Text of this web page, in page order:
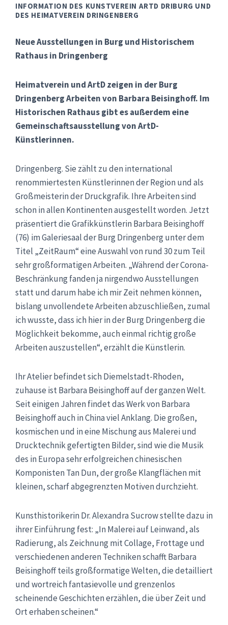
INFORMATION DES KUNSTVEREIN ARTD DRIBURG UND
DES HEIMATVEREIN DRINGENBERG
Neue Ausstellungen in Burg und Historischem
Rathaus in Dringenberg
Heimatverein und ArtD zeigen in der Burg
Dringenberg Arbeiten von Barbara Beisinghoff. Im
Historischen Rathaus gibt es außerdem eine
Gemeinschaftsausstellung von ArtD-
Künstlerinnen.
Dringenberg. Sie zählt zu den international
renommiertesten Künstlerinnen der Region und als
Großmeisterin der Druckgrafik. Ihre Arbeiten sind
schon in allen Kontinenten ausgestellt worden. Jetzt
präsentiert die Grafikkünstlerin Barbara Beisinghoff
(76) im Galeriesaal der Burg Dringenberg unter dem
Titel „ZeitRaum“ eine Auswahl von rund 30 zum Teil
sehr großformatigen Arbeiten. „Während der Corona-
Beschränkung fanden ja nirgendwo Ausstellungen
statt und darum habe ich mir Zeit nehmen können,
bislang unvollendete Arbeiten abzuschließen, zumal
ich wusste, dass ich hier in der Burg Dringenberg die
Möglichkeit bekomme, auch einmal richtig große
Arbeiten auszustellen“, erzählt die Künstlerin.
Ihr Atelier befindet sich Diemelstadt-Rhoden,
zuhause ist Barbara Beisinghoff auf der ganzen Welt.
Seit einigen Jahren findet das Werk von Barbara
Beisinghoff auch in China viel Anklang. Die großen,
kosmischen und in eine Mischung aus Malerei und
Drucktechnik gefertigten Bilder, sind wie die Musik
des in Europa sehr erfolgreichen chinesischen
Komponisten Tan Dun, der große Klangflächen mit
kleinen, scharf abgegrenzten Motiven durchzieht.
Kunsthistorikerin Dr. Alexandra Sucrow stellte dazu in
ihrer Einführung fest: „In Malerei auf Leinwand, als
Radierung, als Zeichnung mit Collage, Frottage und
verschiedenen anderen Techniken schafft Barbara
Beisinghoff teils großformatige Welten, die detailliert
und wortreich fantasievolle und grenzenlos
scheinende Geschichten erzählen, die über Zeit und
Ort erhaben scheinen.“